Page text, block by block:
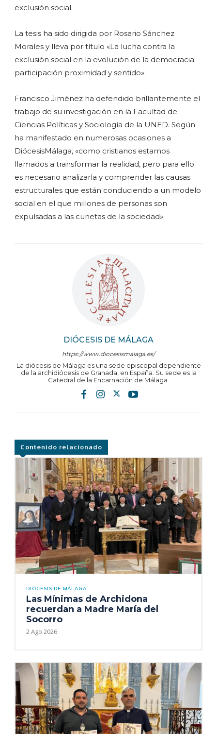
DIÓCESIS DE MÁLAGA
https://www.diocesismalaga.es/
La diócesis de Málaga es una sede episcopal dependiente
de la archidiócesis de Granada, en España. Su sede es la
Catedral de la Encarnación de Málaga.
exclusión social.
La tesis ha sido dirigida por Rosario Sánchez
Morales y lleva por título «La lucha contra la
exclusión social en la evolución de la democracia:
participación proximidad y sentido».
Francisco Jiménez ha defendido brillantemente el
trabajo de su investigación en la Facultad de
Ciencias Políticas y Sociología de la UNED. Según
ha manifestado en numerosas ocasiones a
DiócesisMálaga, «como cristianos estamos
llamados a transformar la realidad, pero para ello
es necesario analizarla y comprender las causas
estructurales que están conduciendo a un modelo
social en el que millones de personas son
expulsadas a las cunetas de la sociedad».
Contenido relacionado
DIÓCESIS DE MÁLAGA
Las Mínimas de Archidona
recuerdan a Madre María del
Socorro
2 Ago 2026